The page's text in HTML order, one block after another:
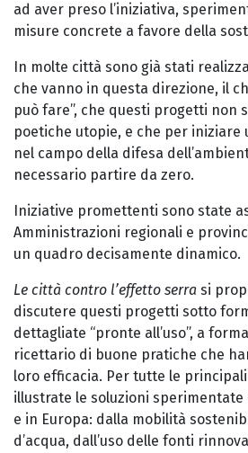
ad aver preso l’iniziativa,
misure concrete a favore della
In molte città sono già stati
che vanno in questa direzione, il
può fare”, che questi progetti non
poetiche utopie, e che per iniziare
nel campo della difesa
necessario partire da zero.
Iniziative promettenti sono state
Amministrazioni regionali e
un quadro decisamente dinamico.
Le città contro l’effetto serra si
discutere questi progetti sotto
dettagliate “pronte all’uso”, a
ricettario di buone pratiche che
loro efficacia. Per tutte le
illustrate le soluzioni sperimentate
e in Europa: dalla mobilità
d’acqua, dall’uso delle fonti